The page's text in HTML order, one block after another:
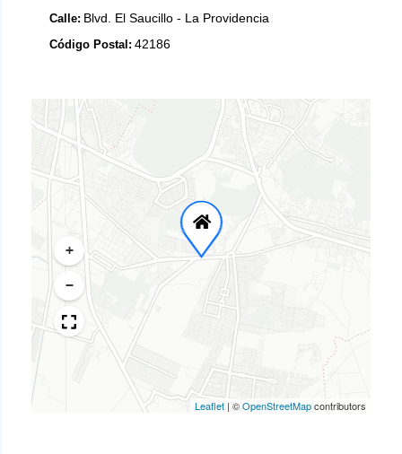
Calle: Blvd. El Saucillo - La Providencia
Código Postal: 42186
+
−
Leaflet | ©OpenStreetMapcontributors